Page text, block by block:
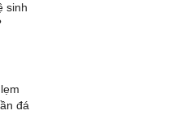
sinh
đá